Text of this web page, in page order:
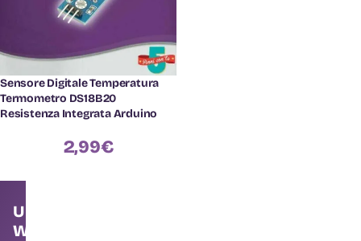
Sensore Digitale Temperatura
Termometro DS18B20
Resistenza Integrata Arduino
2,99€
Unisciti alla community
WallMall